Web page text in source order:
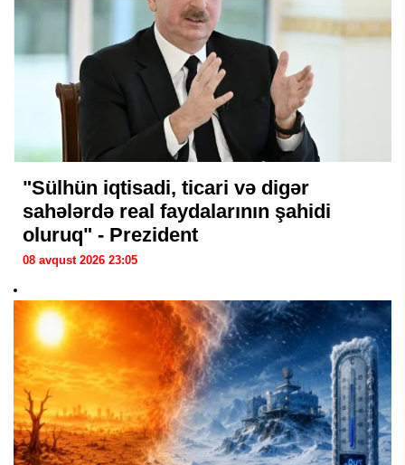
"Sülhün iqtisadi, ticari və digər
sahələrdə real faydalarının şahidi
oluruq" - Prezident
08 avqust 2026 23:05